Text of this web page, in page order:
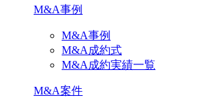
M&A事例
M&A事例
M&A成約式
M&A成約実績一覧
M&A案件